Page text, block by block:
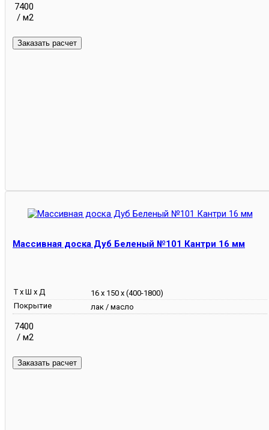
7400
/ м2
Массивная доска Дуб Беленый №101 Кантри 16 мм
Т х Ш х Д
16 х 150 х (400-1800)
Покрытие
лак / масло
7400
/ м2